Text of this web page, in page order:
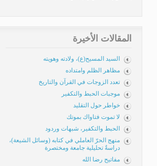
المقالات الأخيرة
السيد المسيح(ع)، ولادته وهويته
مظاهر الظلم وامتداده
تعدد الزوجات في القرآن والتاريخ
موجبات الحبط والتكفير
خواطر حول التقليد
لا تموت فتاواك بموتك
الحبط والتكفير، شبهات وردود
منهج الحرّ العاملي في كتابه (وسائل الشيعة)،
دراسةٌ تحليلية جامعة ومختصرة
مفاتيح رضا الله